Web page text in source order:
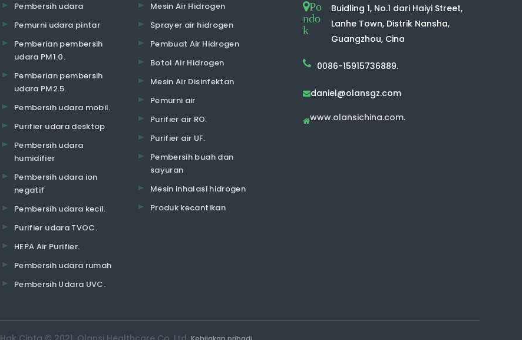
Pembersih udara
Pemurni udara pintar
Pemberian pembersih
udara PM1.0.
Pemberian pembersih
udara PM2.5.
Pembersih udara mobil.
Purifier udara desktop
Pembersih udara
humidifier
Pembersih udara ion
negatif
Pembersih udara kecil.
Purifier udara TVOC.
HEPA Air Purifier.
Pembersih udara rumah
Pembersih Udara UVC.
Mesin Air Hidrogen
Sprayer air hidrogen
Pembuat Air Hidrogen
Botol Air Hidrogen
Mesin Air Disinfektan
Pemurni air
Purifier air RO.
Purifier air UF.
Pembersih buah dan
sayuran
Mesin inhalasi hidrogen
Produk kecantikan
Po
ndo
k
Buidling 1, No.1 dari Haiyi Street,
Lanhe Town, Distrik Nansha,
Guangzhou, Cina
0086-15915736889.
daniel@olansgz.com
www.olansichina.com.